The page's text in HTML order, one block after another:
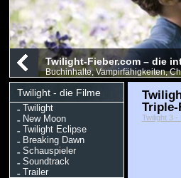
Twilight-Fieber.com – die
Buchinhalte, Vampirfähigkeiten,
Twilight - die Filme
Twilight
New Moon
Twilight Eclipse
Breaking Dawn
Schauspieler
Soundtrack
Trailer
Triple-
Twilight 3 -